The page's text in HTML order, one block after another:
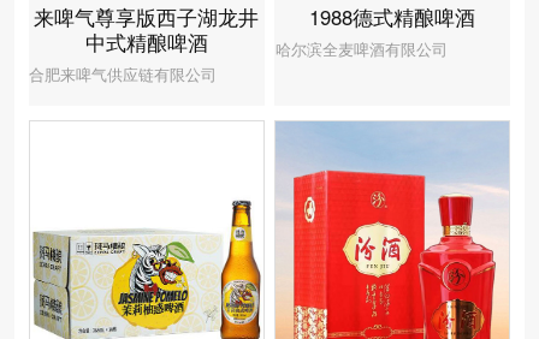
来啤气尊享版西子湖龙井
中式精酿啤酒
合肥来啤气供应链有限公司
1988德式精酿啤酒
哈尔滨全麦啤酒有限公司